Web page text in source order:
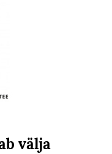
välja